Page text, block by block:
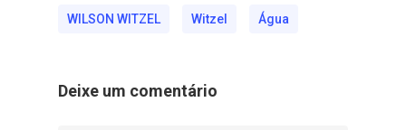
WILSON WITZEL Witzel Água
Deixe um comentário